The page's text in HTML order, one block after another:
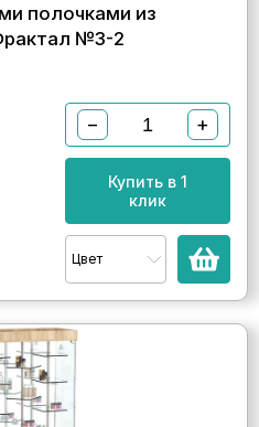
полочками из
№3-2
− +
Купить в 1
клик
Цвет